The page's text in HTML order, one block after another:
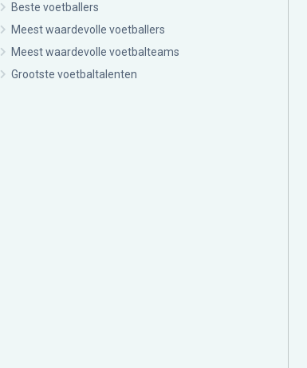
Beste voetballers
Meest waardevolle voetballers
Meest waardevolle voetbalteams
Grootste voetbaltalenten